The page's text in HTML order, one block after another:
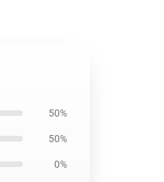
50%
50%
0%